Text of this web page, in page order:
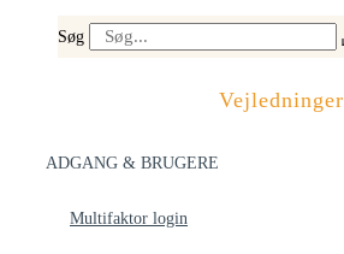
Søg
Vejledninger
ADGANG & BRUGERE
Multifaktor login